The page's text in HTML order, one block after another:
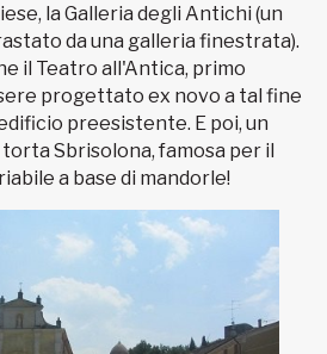
la Galleria degli Antichi (un
da una galleria finestrata).
il Teatro all'Antica, primo
progettato ex novo a tal fine
preesistente. E poi, un
Sbrisolona, famosa per il
a base di mandorle!